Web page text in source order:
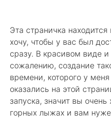
Эта страничка
хочу, чтобы у вас был
сразу. В красивом виде
сожалению, создание
времени, которого у
оказались на этой
запуска, значит вы очень
горных лыжах и вам